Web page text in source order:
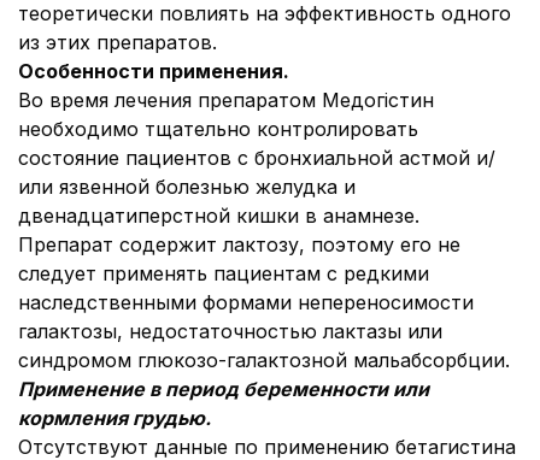
теоретически повлиять на эффективность одного
из этих препаратов.
Особенности применения.
Во время лечения препаратом Медогістин
необходимо тщательно контролировать
состояние пациентов с бронхиальной астмой и/
или язвенной болезнью желудка и
двенадцатиперстной кишки в анамнезе.
Препарат содержит лактозу, поэтому его не
следует применять пациентам с редкими
наследственными формами непереносимости
галактозы, недостаточностью лактазы или
синдромом глюкозо-галактозной мальабсорбции.
Применение в период беременности или
кормления грудью.
Отсутствуют данные по применению бетагистина